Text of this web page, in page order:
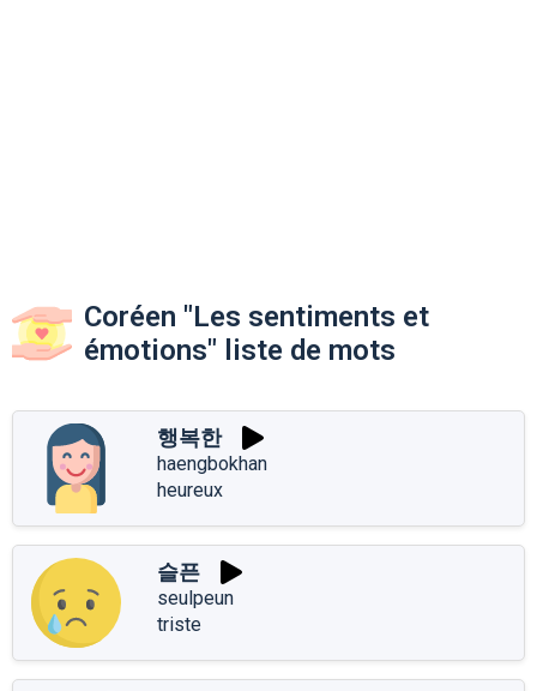
Coréen "Les sentiments et
émotions" liste de mots
행복한
haengbokhan
heureux
슬픈
seulpeun
triste